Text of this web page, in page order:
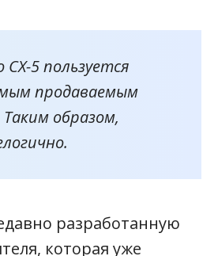
5 пользуется
продаваемым
образом,
разработанную
которая уже